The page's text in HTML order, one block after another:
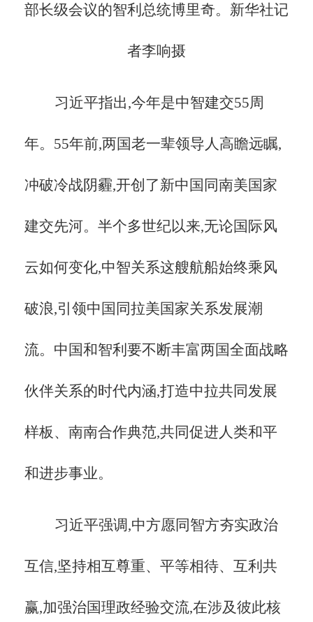
部长级会议的智利总统博里奇。新华社记
者李响摄
习近平指出,今年是中智建交55周
年。55年前,两国老一辈领导人高瞻远瞩,
冲破冷战阴霾,开创了新中国同南美国家
建交先河。半个多世纪以来,无论国际风
云如何变化,中智关系这艘航船始终乘风
破浪,引领中国同拉美国家关系发展潮
流。中国和智利要不断丰富两国全面战略
伙伴关系的时代内涵,打造中拉共同发展
样板、南南合作典范,共同促进人类和平
和进步事业。
习近平强调,中方愿同智方夯实政治
互信,坚持相互尊重、平等相待、互利共
赢,加强治国理政经验交流,在涉及彼此核